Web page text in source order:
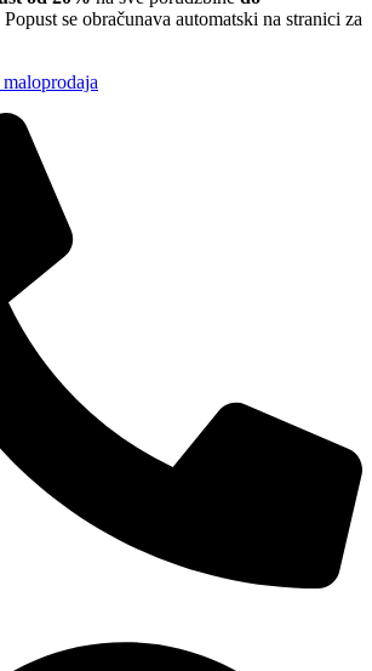
Popust se obračunava automatski na stranici za